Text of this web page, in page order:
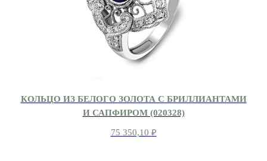
КОЛЬЦО ИЗ БЕЛОГО ЗОЛОТА С БРИЛЛИАНТАМИ
И САПФИРОМ (020328)
75 350,10 ₽